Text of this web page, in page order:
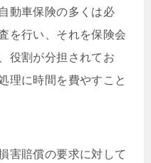
動車保険の多くは必
を行い、それを保険会
役割が分担されてお
理に時間を費やすこと
害賠償の要求に対して